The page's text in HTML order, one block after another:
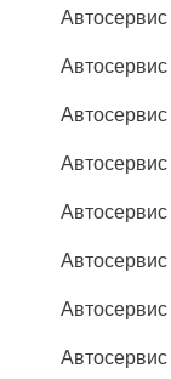
Автосервис
Автосервис
Автосервис
Автосервис
Автосервис
Автосервис
Автосервис
Автосервис